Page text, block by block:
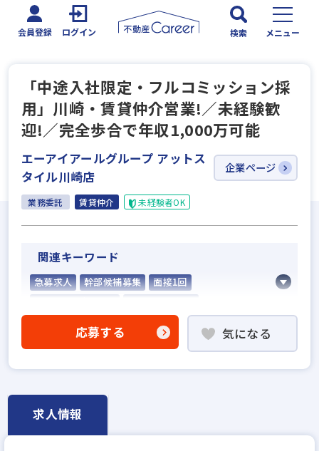
会員登録 ログイン 検索 メニュー
「中途入社限定・フルコミッション採
用」川崎・賃貸仲介営業!／未経験歓
迎!／完全歩合で年収1,000万可能
エーアイアールグループ アットス
タイル川崎店
企業ページ
業務委託 賃貸仲介 未経験者OK
関連キーワード
急募求人 幹部候補募集
面接1回
他業界の営業経験者歓迎
不動産売買仲介経験者歓迎
既卒・第2新卒歓迎
成果給が充実
設立30年以上
学歴不問
宅建取引士歓迎
応募する 気になる
求人情報